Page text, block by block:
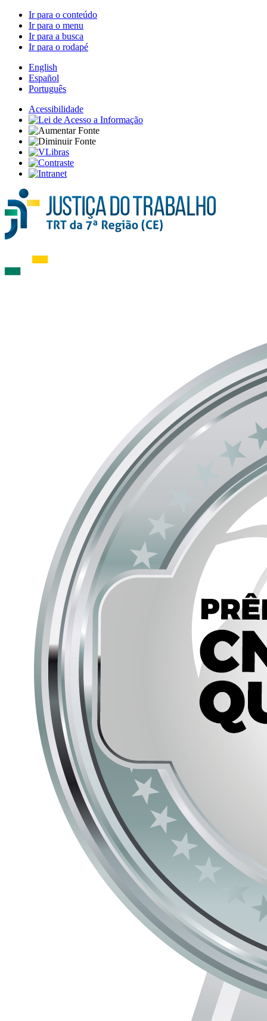
Ir para o conteúdo
Ir para o menu
Ir para a busca
Ir para o rodapé
English
Español
Português
Acessibilidade